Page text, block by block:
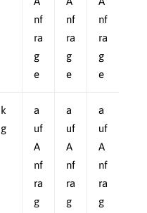
nf
ra
g
e
nf
ra
g
e
nf
ra
g
e
k
g
a
uf
A
nf
ra
g
a
uf
A
nf
ra
g
a
uf
A
nf
ra
g